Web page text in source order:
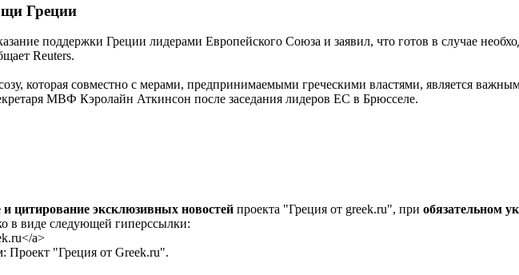
Греции
поддержки Греции лидерами Европейского Союза и заявил, что готов в случае
Reuters.
которая совместно с мерами, предпринимаемыми греческими властями, является
МВФ Кэролайн Аткинсон после заседания лидеров ЕС в Брюсселе.
и цитирование эксклюзивных новостей проекта "Греция от greek.ru", при обязательном
в виде следующей гиперссылки:
a>
Проект "Греция от Greek.ru".